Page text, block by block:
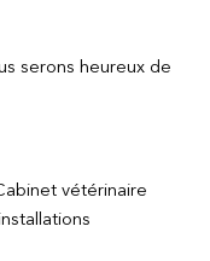
serons heureux de
vétérinaire